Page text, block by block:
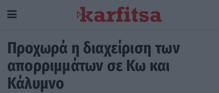
Προχωρά η διαχείριση των
απορριμμάτων σε Κω και
Κάλυμνο